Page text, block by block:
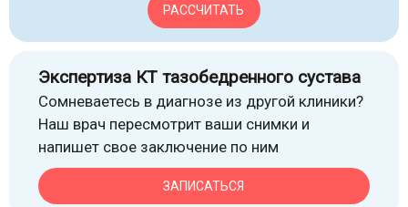
РАССЧИТАТЬ
Экспертиза КТ тазобедренного сустава
Сомневаетесь в диагнозе из другой клиники?
Наш врач пересмотрит ваши снимки и
напишет свое заключение по ним
ЗАПИСАТЬСЯ